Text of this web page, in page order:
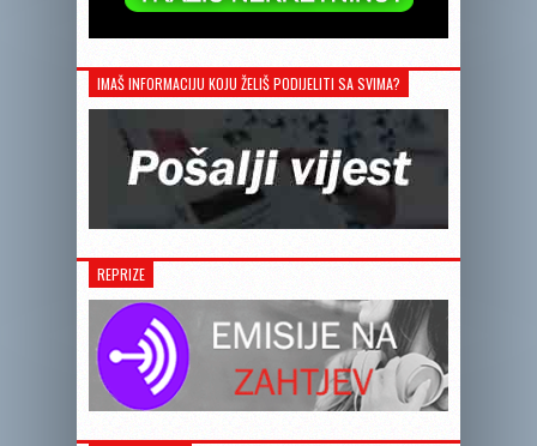
IMAŠ INFORMACIJU KOJU ŽELIŠ PODIJELITI SA SVIMA?
REPRIZE